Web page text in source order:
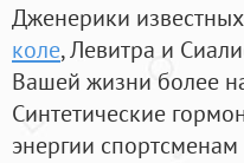
Дженерики
коле, Левитра и
Вашей жизни более
Синтетические
энергии